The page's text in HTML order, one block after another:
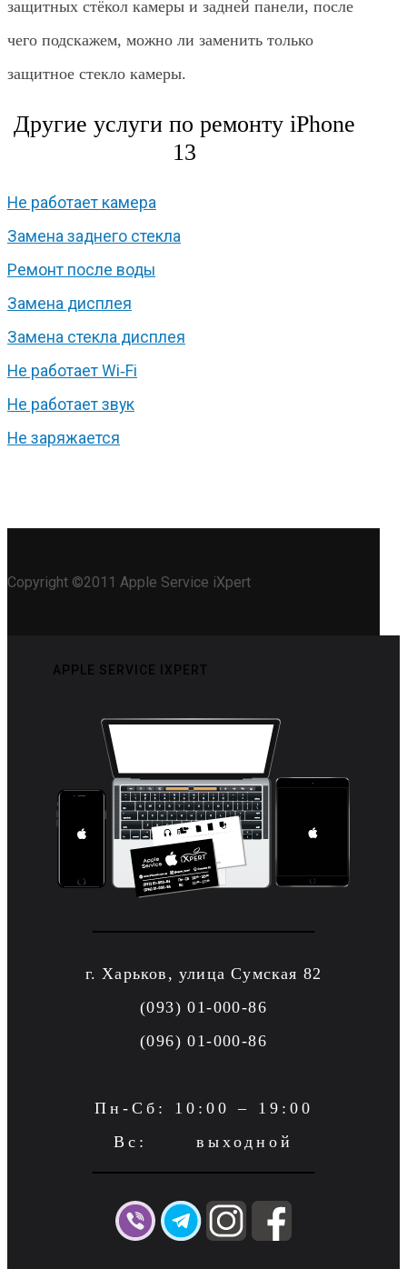
защитных стёкол камеры и задней панели, после
чего подскажем, можно ли заменить только
защитное стекло камеры.
Другие услуги по ремонту iPhone
13
Не работает камера
Замена заднего стекла
Ремонт после воды
Замена дисплея
Замена стекла дисплея
Не работает Wi‑Fi
Не работает звук
Не заряжается
Copyright ©2011 Apple Service iXpert
APPLE SERVICE IXPERT
г. Харьков, улица Сумская 82
(093) 01-000-86
(096) 01-000-86
Пн-Сб: 10:00 – 19:00
Вс: выходной